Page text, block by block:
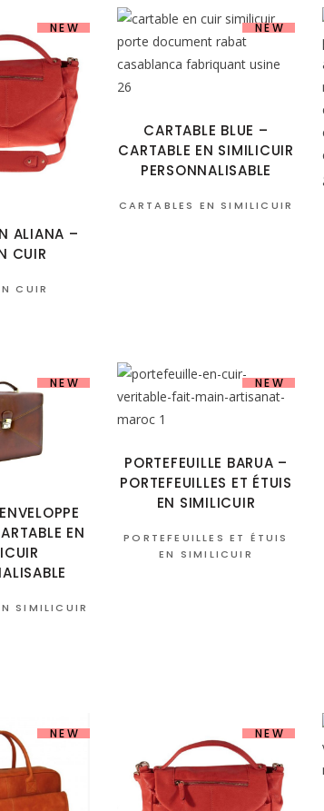
NEW
ALIANA –
CUIR
CUIR
NEW
CARTABLE BLUE –
CARTABLE EN SIMILICUIR
PERSONNALISABLE
CARTABLES EN SIMILICUIR
NEW
EN
SIMILICUIR
NEW
PORTEFEUILLE BARUA –
PORTEFEUILLES ET ÉTUIS
EN SIMILICUIR
PORTEFEUILLES ET ÉTUIS
EN SIMILICUIR
NEW NEW